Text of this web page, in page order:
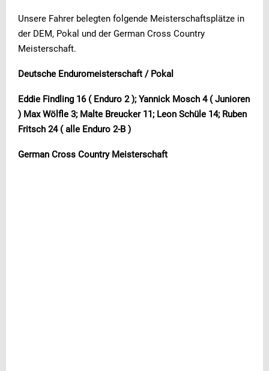
Unsere Fahrer belegten folgende Meisterschaftsplätze in
der DEM, Pokal und der German Cross Country
Meisterschaft.
Deutsche Enduromeisterschaft / Pokal
Eddie Findling 16 ( Enduro 2 ); Yannick Mosch 4 ( Junioren
) Max Wölfle 3; Malte Breucker 11; Leon Schüle 14; Ruben
Fritsch 24 ( alle Enduro 2-B )
German Cross Country Meisterschaft